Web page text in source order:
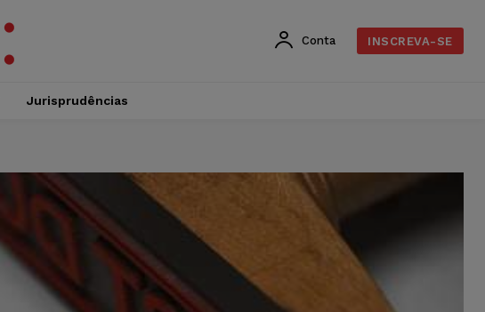
Conta INSCREVA-SE
Jurisprudências